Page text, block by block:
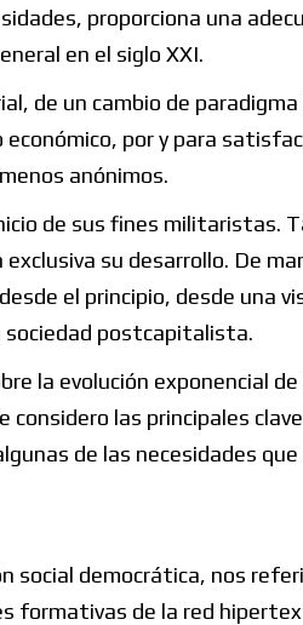
proporciona una
en el siglo XXI.
de un cambio de
por y para
anónimos.
de sus fines militaristas.
su desarrollo. De
el principio, desde una
sociedad postcapitalista.
la evolución exponencial
las principales
de las necesidades
social democrática, nos
formativas de la red